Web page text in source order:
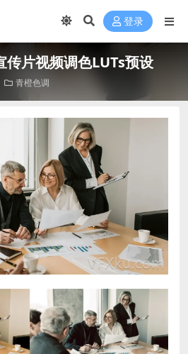
登录
传片视频调色LUTs预设
‌青橙色调‌